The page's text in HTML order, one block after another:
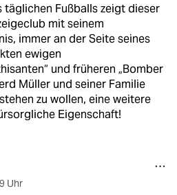
täglichen Fußballs zeigt dieser
mit seinem
immer an der Seite seines
ewigen
und früheren „Bomber
Müller und seiner Familie
zu wollen, eine weitere
Eigenschaft!
Uhr